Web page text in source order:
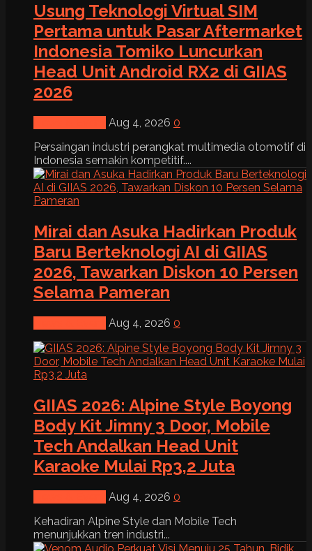
Usung Teknologi Virtual SIM
Pertama untuk Pasar Aftermarket
Indonesia Tomiko Luncurkan
Head Unit Android RX2 di GIIAS
2026
Aug 4, 2026 0
Persaingan industri perangkat multimedia otomotif di
Indonesia semakin kompetitif....
Mirai dan Asuka Hadirkan Produk
Baru Berteknologi AI di GIIAS
2026, Tawarkan Diskon 10 Persen
Selama Pameran
Aug 4, 2026 0
GIIAS 2026: Alpine Style Boyong
Body Kit Jimny 3 Door, Mobile
Tech Andalkan Head Unit
Karaoke Mulai Rp3,2 Juta
Aug 4, 2026 0
Kehadiran Alpine Style dan Mobile Tech
menunjukkan tren industri...